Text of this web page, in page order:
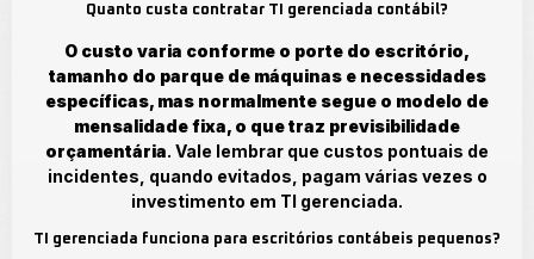
Quanto custa contratar TI gerenciada contábil?
O custo varia conforme o porte do escritório,
tamanho do parque de máquinas e necessidades
específicas, mas normalmente segue o modelo de
mensalidade fixa, o que traz previsibilidade
orçamentária. Vale lembrar que custos pontuais de
incidentes, quando evitados, pagam várias vezes o
investimento em TI gerenciada.
TI gerenciada funciona para escritórios contábeis pequenos?